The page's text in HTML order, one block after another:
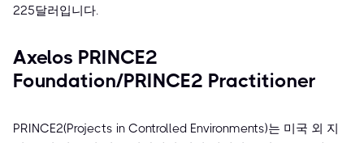
225달러입니다.
Axelos PRINCE2
Foundation/PRINCE2 Practitioner
PRINCE2(Projects in Controlled Environments)는 미국 외 지